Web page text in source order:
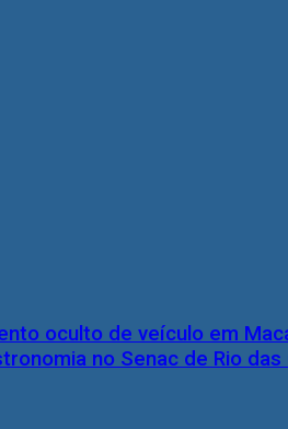
no Senac de Rio das
oculto de veículo em